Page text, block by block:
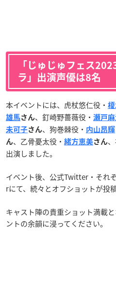
「じゅじゅフェス
ラ」出演声優は8名
本イベントには、虎杖悠仁役・
雄馬 さん、釘崎野薔薇役・ 瀬戸
未可子さん、狗巻棘役・ 内山昂輝
ん、乙骨憂太役・ 緒方恵美さん
出演しました。
イベント後、公式Twitter・それ
rにて、続々とオフショットが投
キャスト陣の貴重ショット満載
ントの余韻に浸ってください。